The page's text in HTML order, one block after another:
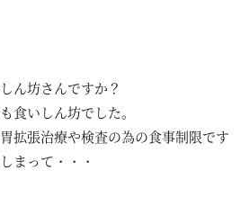
ん坊さんですか？
食いしん坊でした。
拡張治療や検査の為の食事制限です
まって・・・